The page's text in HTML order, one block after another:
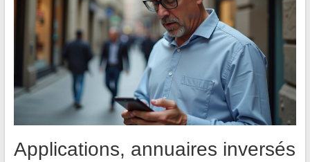
Applications, annuaires inversés